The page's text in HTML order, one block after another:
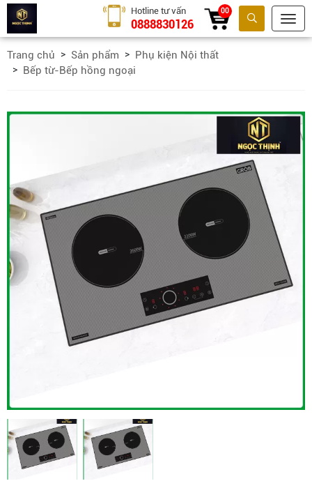
Tìm kiếm
Hotline tư vấn
0888830126
00
Trang chủ Sản phẩm
Phụ kiện Nội thất
Bếp từ-Bếp hồng ngoại